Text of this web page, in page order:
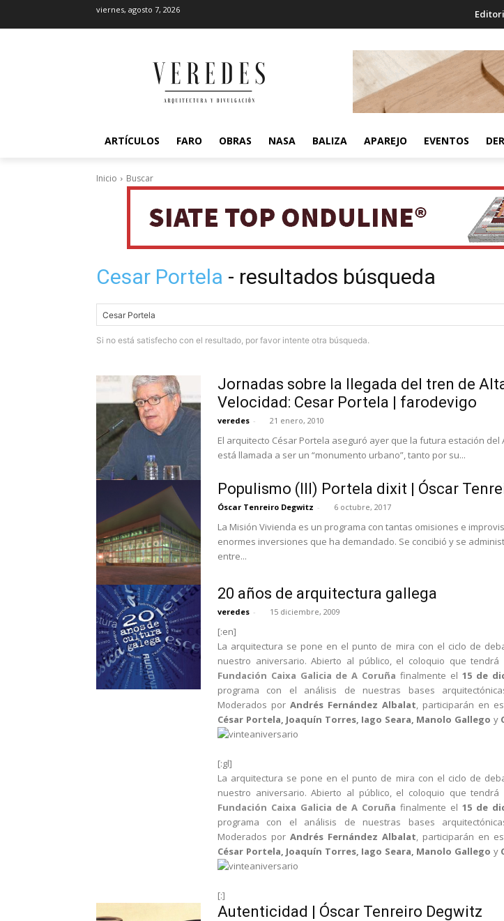
viernes, agosto 7, 2026
ARTÍCULOS FARO OBRAS NASA BALIZA APAREJO EVENTOS
Inicio Buscar
Cesar Portela - resultados búsqueda
Si no está satisfecho con el resultado, por favor intente otra búsqueda.
Jornadas sobre la llegada del tren de
Velocidad: Cesar Portela | farodevigo
veredes - 21 enero, 2010
El arquitecto César Portela aseguró ayer que la futura estación del
está llamada a ser un “monumento urbano”, tanto por su...
Populismo (III) Portela dixit | Óscar
Óscar Tenreiro Degwitz - 6 octubre, 2017
La Misión Vivienda es un programa con tantas omisiones e
enormes inversiones que ha demandado. Se concibió y se
entre...
20 años de arquitectura gallega
veredes - 15 diciembre, 2009
[:en]
La arquitectura se pone en el punto de mira con el ciclo de
nuestro aniversario. Abierto al público, el coloquio que
Fundación Caixa Galicia de A Coruña finalmente el 15 de
programa con el análisis de nuestras bases
Moderados por Andrés Fernández Albalat, participarán en
César Portela, Joaquín Torres, Iago Seara, Manolo Gallego y
[:gl]
La arquitectura se pone en el punto de mira con el ciclo de
nuestro aniversario. Abierto al público, el coloquio que
Fundación Caixa Galicia de A Coruña finalmente el 15 de
programa con el análisis de nuestras bases
Moderados por Andrés Fernández Albalat, participarán en
César Portela, Joaquín Torres, Iago Seara, Manolo Gallego y
[:]
Autenticidad | Óscar Tenreiro Degwitz